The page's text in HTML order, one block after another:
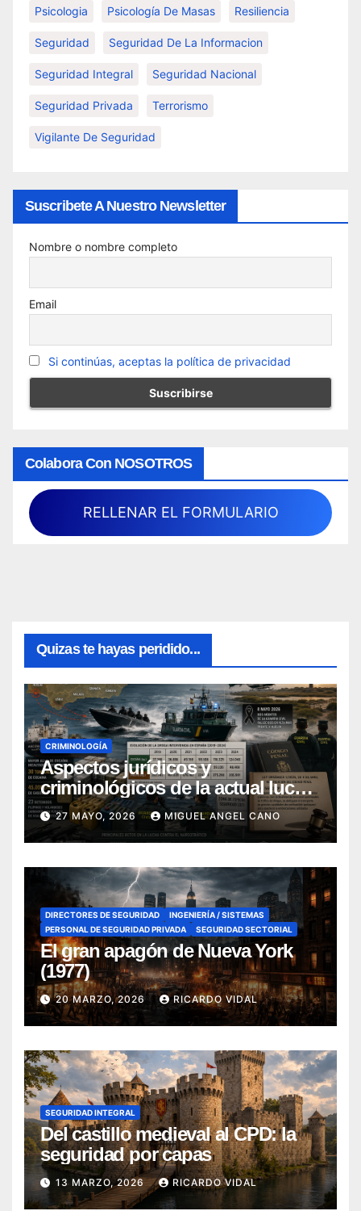
Psicologia Psicología De Masas Resiliencia
Seguridad Seguridad De La Informacion
Seguridad Integral Seguridad Nacional
Seguridad Privada Terrorismo
Vigilante De Seguridad
Suscribete A Nuestro Newsletter
Nombre o nombre completo
Email
Si continúas, aceptas la política de privacidad
Colabora Con NOSOTROS
RELLENAR EL FORMULARIO
Quizas te hayas peridido...
CRIMINOLOGÍA
Aspectos jurídicos y
criminológicos de la actual lucha
contra el narcotráfico en el sur de
España
27 MAYO, 2026 MIGUEL ANGEL CANO
DIRECTORES DE SEGURIDAD
INGENIERÍA / SISTEMAS
PERSONAL DE SEGURIDAD PRIVADA
SEGURIDAD SECTORIAL
El gran apagón de Nueva York
(1977)
20 MARZO, 2026 RICARDO VIDAL
SEGURIDAD INTEGRAL
Del castillo medieval al CPD: la
seguridad por capas
13 MARZO, 2026 RICARDO VIDAL